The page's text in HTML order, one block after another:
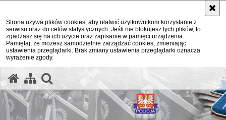
Strona używa plików cookies, aby ułatwić użytkownikom korzystanie z
serwisu oraz do celów statystycznych. Jeśli nie blokujesz tych plików, to
zgadzasz się na ich użycie oraz zapisanie w pamięci urządzenia.
Pamiętaj, że możesz samodzielnie zarządzać cookies, zmieniając
ustawienia przeglądarki. Brak zmiany ustawienia przeglądarki oznacza
wyrażenie zgody.